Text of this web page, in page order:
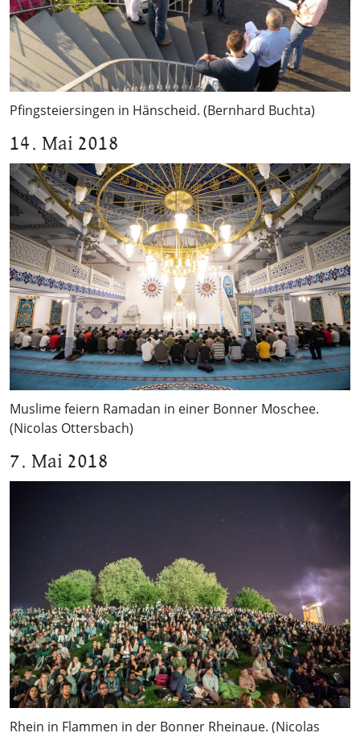
Pfingsteiersingen in Hänscheid. (Bernhard Buchta)
14. Mai 2018
Muslime feiern Ramadan in einer Bonner Moschee.
(Nicolas Ottersbach)
7. Mai 2018
Rhein in Flammen in der Bonner Rheinaue. (Nicolas